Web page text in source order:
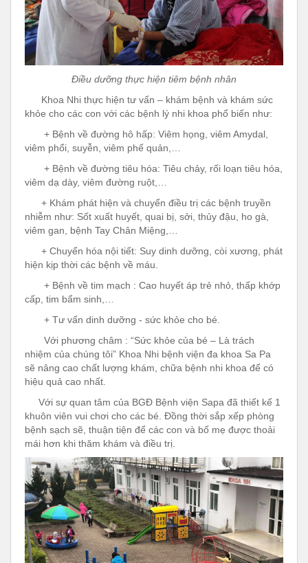
Điều dưỡng thực hiện tiêm bệnh nhân
Khoa Nhi thực hiện tư vấn – khám bệnh và khám sức
khỏe cho các con với các bệnh lý nhi khoa phổ biến như:
+ Bệnh về đường hô hấp: Viêm họng, viêm Amydal,
viêm phổi, suyễn, viêm phế quản,…
+ Bệnh về đường tiêu hóa: Tiêu chảy, rối loạn tiêu hóa,
viêm dạ dày, viêm đường ruột,…
+ Khám phát hiện và chuyển điều trị các bệnh truyền
nhiễm như: Sốt xuất huyết, quai bị, sởi, thủy đậu, ho gà,
viêm gan, bệnh Tay Chân Miệng,…
+ Chuyển hóa nội tiết: Suy dinh dưỡng, còi xương, phát
hiện kịp thời các bệnh về máu.
+ Bệnh về tim mạch : Cao huyết áp trẻ nhỏ, thấp khớp
cấp, tim bẩm sinh,…
+ Tư vấn dinh dưỡng - sức khỏe cho bé.
Với phương châm : “Sức khỏe của bé – Là trách
nhiệm của chúng tôi” Khoa Nhi bệnh viện đa khoa Sa Pa
sẽ nâng cao chất lượng khám, chữa bệnh nhi khoa để có
hiệu quả cao nhất.
Với sự quan tâm của BGĐ Bệnh viện Sapa đã thiết kế 1
khuôn viên vui chơi cho các bé. Đồng thời sắp xếp phòng
bệnh sạch sẽ, thuận tiện để các con và bố mẹ được thoải
mái hơn khi thăm khám và điều trị.